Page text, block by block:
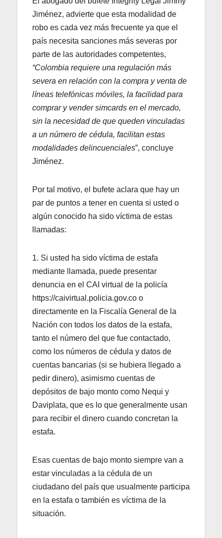
Jiménez, advierte que esta modalidad de
robo es cada vez más frecuente ya que el
país necesita sanciones más severas por
parte de las autoridades competentes,
“Colombia requiere una regulación más
severa en relación con la compra y venta de
líneas telefónicas móviles, la facilidad para
comprar y vender simcards en el mercado,
sin la necesidad de que queden vinculadas
a un número de cédula, facilitan estas
modalidades delincuenciales”, concluye
Jiménez.
Por tal motivo, el bufete aclara que hay un
par de puntos a tener en cuenta si usted o
algún conocido ha sido víctima de estas
llamadas:
1. Si usted ha sido víctima de estafa
mediante llamada, puede presentar
denuncia en el CAI virtual de la policía
https://caivirtual.policia.gov.co o
directamente en la Fiscalía General de la
Nación con todos los datos de la estafa,
tanto el número del que fue contactado,
como los números de cédula y datos de
cuentas bancarias (si se hubiera llegado a
pedir dinero), asimismo cuentas de
depósitos de bajo monto como Nequi y
Daviplata, que es lo que generalmente usan
para recibir el dinero cuando concretan la
estafa.
Esas cuentas de bajo monto siempre van a
estar vinculadas a la cédula de un
ciudadano del país que usualmente participa
en la estafa o también es víctima de la
situación.